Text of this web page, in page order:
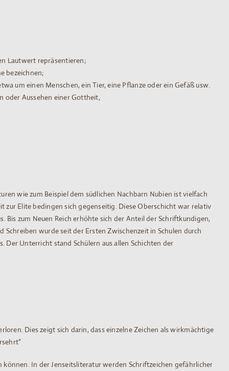
Lautwert repräsentieren;
bezeichnen;
um einen Menschen, ein Tier, eine Pflanze oder ein Gefäß usw.
oder Aussehen einer Gottheit,
wie zum Beispiel dem südlichen Nachbarn Nubien ist vielfach
Elite bedingen sich gegenseitig. Diese Oberschicht war relativ
zum Neuen Reich erhöhte sich der Anteil der Schriftkundigen,
wurde seit der Ersten Zwischenzeit in Schulen durch
Der Unterricht stand Schülern aus allen Schichten der
Dies zeigt sich darin, dass einzelne Zeichen als wirkmächtige
können. In der Jenseitsliteratur werden Schriftzeichen gefährlicher